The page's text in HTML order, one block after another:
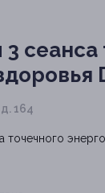
3
164